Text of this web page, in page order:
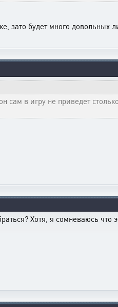
зато будет много довольных
в игру не приведет
Хотя, я сомневаюсь что